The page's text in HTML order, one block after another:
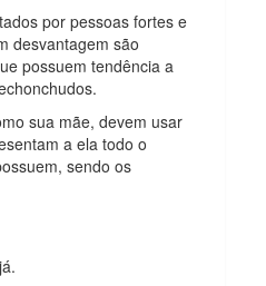
por pessoas fortes e
desvantagem são
possuem tendência a
sua mãe, devem usar
a ela todo o
sendo os